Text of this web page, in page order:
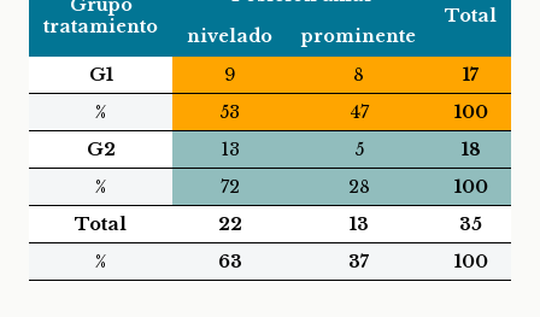
Grupo
tratamiento
Total
nivelado
prominente
G1
9 8
17
%
53 47
100
G2
13 5
18
%
72 28
100
Total
22 13
35
%
63 37 100